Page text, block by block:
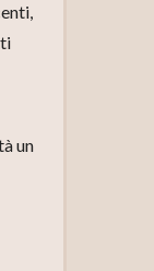
un